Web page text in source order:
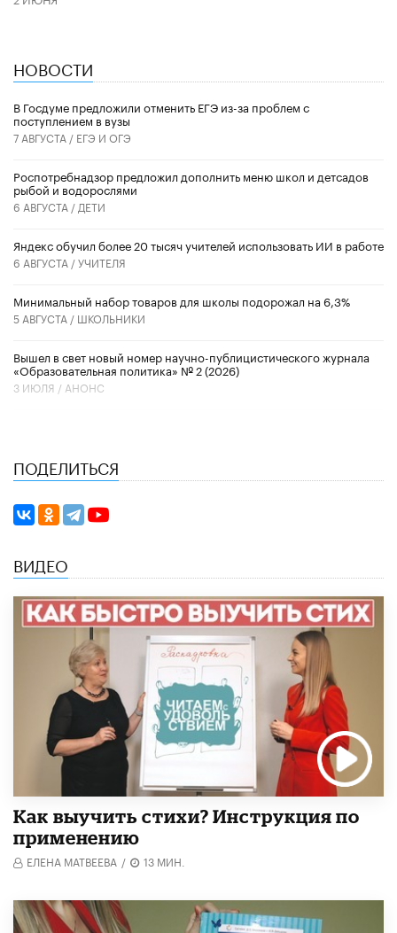
НОВОСТИ
В Госдуме предложили отменить ЕГЭ из-за проблем с
поступлением в вузы
7 АВГУСТА / ЕГЭ И ОГЭ
Роспотребнадзор предложил дополнить меню школ и детсадов
рыбой и водорослями
6 АВГУСТА / ДЕТИ
​Яндекс обучил более 20 тысяч учителей использовать ИИ в работе
6 АВГУСТА /УЧИТЕЛЯ
Минимальный набор товаров для школы подорожал на 6,3%
5 АВГУСТА / ШКОЛЬНИКИ
Вышел в свет новый номер научно-публицистического журнала
«Образовательная политика» № 2 (2026)
3 ИЮЛЯ / АНОНС
ПОДЕЛИТЬСЯ
ВИДЕО
Как выучить стихи? Инструкция по
применению
ЕЛЕНА МАТВЕЕВА / 13 МИН.